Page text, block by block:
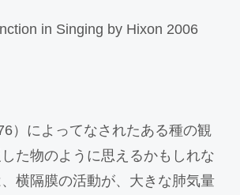
in Singing by Hixon 2006
）によってなされたある種の観
た物のように思えるかもしれな
横隔膜の活動が、大きな肺気量